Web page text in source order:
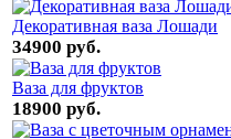
Декоративная ваза Лошади
34900 руб.
Ваза для фруктов
18900 руб.